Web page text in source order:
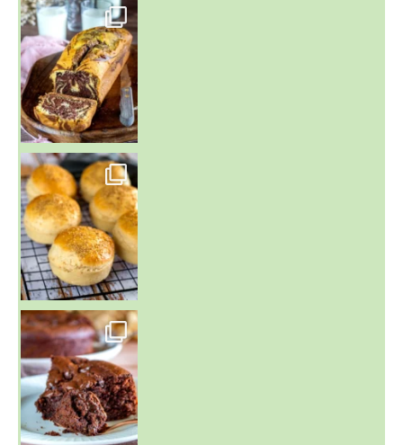
~ BUNS MAISON ~
Un peu de boulange par ici au
~ GÂTEAU FONDANT CHOCO NOISETTE ~
C'est lundi